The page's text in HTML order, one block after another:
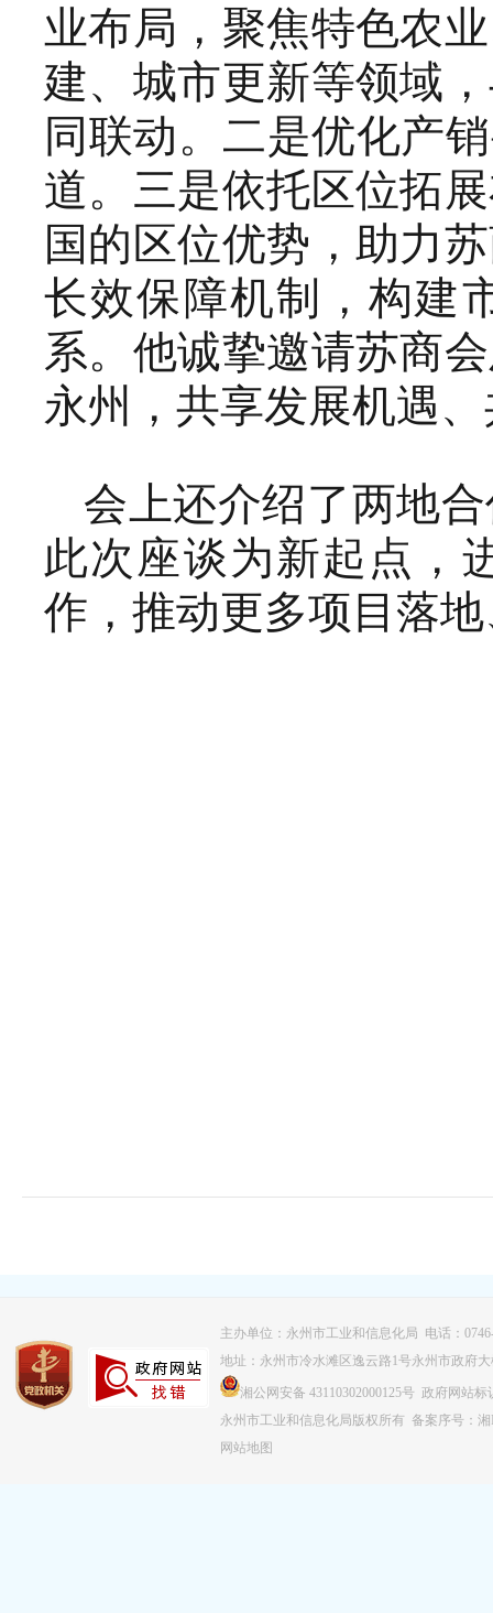
业布局，聚焦特色农
建、城市更新等领域
同联动。二是优化产
道。三是依托区位拓
国的区位优势，助力
长效保障机制，构建
系。他诚挚邀请苏商
永州，共享发展机遇
会上还介绍了两地
此次座谈为新起点，
作，推动更多项目落
主办单位：永州市工业和信息化局 电话：
地址：永州市冷水滩区逸云路1号永州市政府大
湘公网安备 43110302000125号 政府网站标
永州市工业和信息化局版权所有 备案序号：湘
网站地图